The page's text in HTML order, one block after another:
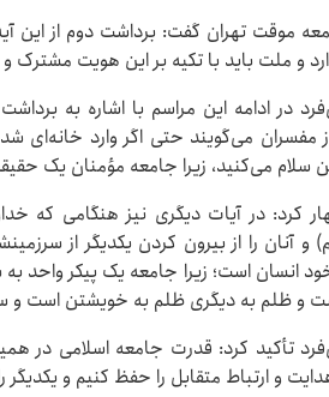
موقت تهران گفت: برداشت دوم از این
و ملت باید با تکیه بر این هویت مشترک
در ادامه این مراسم با اشاره به
مفسران می‌گویند حتی اگر وارد خانه‌ای
سلام می‌کنید، زیرا جامعه مؤمنان یک
کرد: در آیات دیگری نیز هنگامی که
و آنان را از بیرون کردن یکدیگر از
انسان است؛ زیرا جامعه یک پیکر واحد
و ظلم به دیگری ظلم به خویشتن است و
تأکید کرد: قدرت جامعه اسلامی در
و ارتباط متقابل را حفظ کنیم و یکدیگر